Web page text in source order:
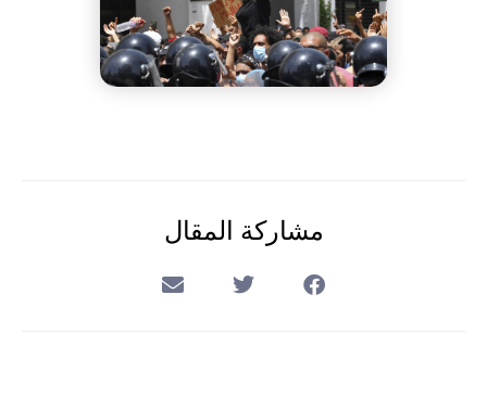
مشاركة المقال